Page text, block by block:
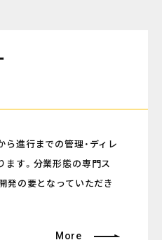
進行までの管理・ディレ
ます。分業形態の専門ス
発の要となっていただき
More